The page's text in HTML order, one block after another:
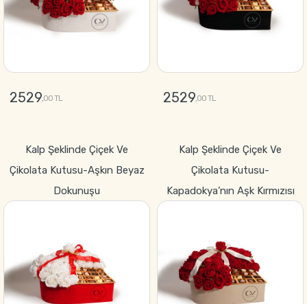
2529,00 TL 2529,00 TL
Kalp Şeklinde Çiçek Ve
Çikolata Kutusu-Aşkın Beyaz
Dokunuşu
Kalp Şeklinde Çiçek Ve
Çikolata Kutusu-
Kapadokya’nın Aşk Kırmızısı